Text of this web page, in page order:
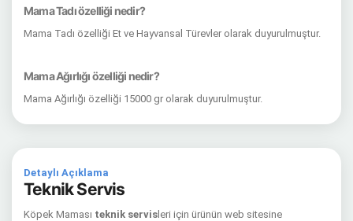
Mama Tadı özelliği nedir?
Mama Tadı özelliği Et ve Hayvansal Türevler olarak duyurulmuştur.
Mama Ağırlığı özelliği nedir?
Mama Ağırlığı özelliği 15000 gr olarak duyurulmuştur.
Detaylı Açıklama
Teknik Servis
Köpek Maması teknik servis leri için ürünün web sitesine